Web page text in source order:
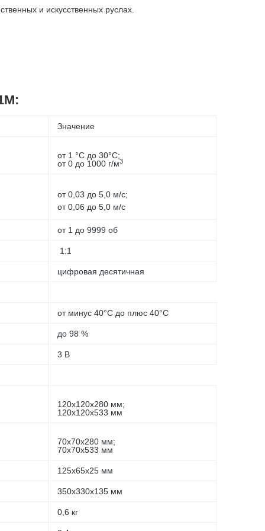
и искусственных руслах.
Значение
от 1 °C до 30°C;
от 0 до 1000 г/м3
от 0,03 до 5,0 м/с;
от 0,06 до 5,0 м/с
от 1 до 9999 об
1:1
цифровая десятичная
от минус 40°С до плюс 40°С
до 98 %
3 В
120х120х280 мм;
120х120х533 мм
70х70х280 мм;
70х70х533 мм
125х65х25 мм
350х330х135 мм
0,6 кг